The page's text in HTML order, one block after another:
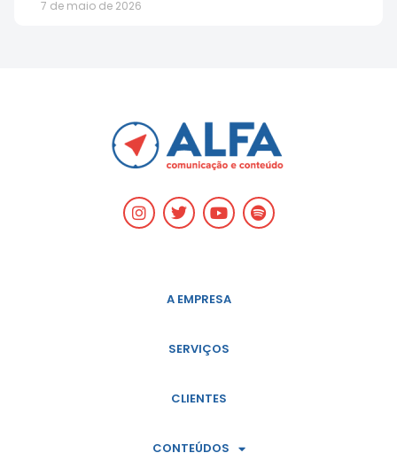
7 de maio de 2026
A EMPRESA
SERVIÇOS
CLIENTES
CONTEÚDOS